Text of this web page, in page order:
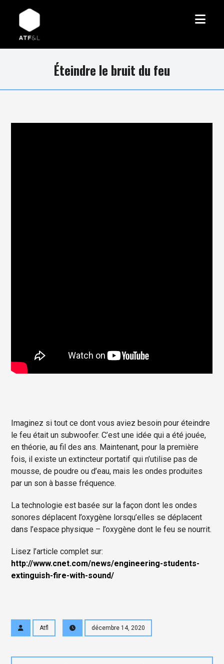
Éteindre le bruit du feu
Imaginez si tout ce dont vous aviez besoin pour éteindre
le feu était un subwoofer. C’est une idée qui a été jouée,
en théorie, au fil des ans. Maintenant, pour la première
fois, il existe un extincteur portatif qui n’utilise pas de
mousse, de poudre ou d’eau, mais les ondes produites
par un son à basse fréquence.
La technologie est basée sur la façon dont les ondes
sonores déplacent l’oxygène lorsqu’elles se déplacent
dans l’espace physique – l’oxygène dont le feu se nourrit.
Lisez l’article complet sur:
http://www.cnet.com/news/engineering-students-
extinguish-fire-with-sound/
Atfl décembre 14, 2020